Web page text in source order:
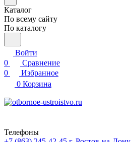
Каталог
По всему сайту
По каталогу
Войти
0
Сравнение
0
Избранное
0 Корзина
Телефоны